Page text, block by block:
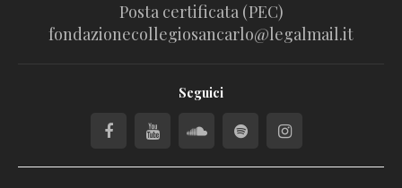
Posta certificata (PEC)
fondazionecollegiosancarlo@legalmail.it
Seguici